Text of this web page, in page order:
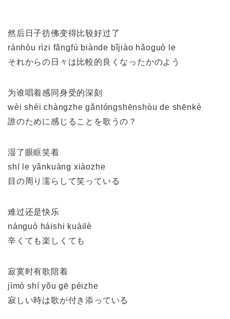
然后日子彷佛变得比较好过了
ránhòu rìzi fǎngfú biànde bǐjiào hǎoguò le
それからの日々は比較的良くなったかのよう
为谁唱着感同身受的深刻
wèi shéi chàngzhe gǎntóngshēnshòu de shēnkè
誰のために感じることを歌うの？
湿了眼眶笑着
shī le yǎnkuàng xiàozhe
目の周り濡らして笑っている
难过还是快乐
nánguò háishi kuàilè
辛くても楽しくても
寂寞时有歌陪着
jìmò shí yǒu gē péizhe
寂しい時は歌が付き添っている